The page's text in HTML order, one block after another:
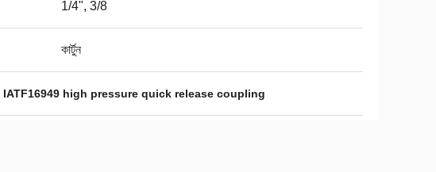
1/4", 3/8
কার্টুন
IATF16949 high pressure quick release coupling